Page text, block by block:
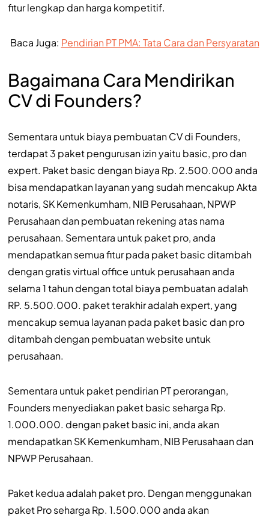
fitur lengkap dan harga kompetitif.
Baca Juga: Pendirian PT PMA: Tata Cara dan Persyaratan
Bagaimana Cara Mendirikan
CV di Founders?
Sementara untuk biaya pembuatan CV di Founders,
terdapat 3 paket pengurusan izin yaitu basic, pro dan
expert. Paket basic dengan biaya Rp. 2.500.000 anda
bisa mendapatkan layanan yang sudah mencakup Akta
notaris, SK Kemenkumham, NIB Perusahaan, NPWP
Perusahaan dan pembuatan rekening atas nama
perusahaan. Sementara untuk paket pro, anda
mendapatkan semua fitur pada paket basic ditambah
dengan gratis virtual office untuk perusahaan anda
selama 1 tahun dengan total biaya pembuatan adalah
RP. 5.500.000. paket terakhir adalah expert, yang
mencakup semua layanan pada paket basic dan pro
ditambah dengan pembuatan website untuk
perusahaan.
Sementara untuk paket pendirian PT perorangan,
Founders menyediakan paket basic seharga Rp.
1.000.000. dengan paket basic ini, anda akan
mendapatkan SK Kemenkumham, NIB Perusahaan dan
NPWP Perusahaan.
Paket kedua adalah paket pro. Dengan menggunakan
paket Pro seharga Rp. 1.500.000 anda akan